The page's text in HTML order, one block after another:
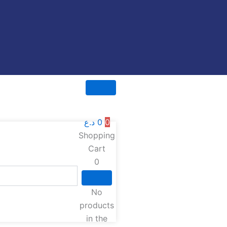
0 د.ع
0
Shopping
Cart
0
No
products
in the